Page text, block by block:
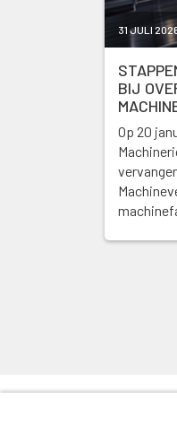
31 JULI
BIJ
Op 20